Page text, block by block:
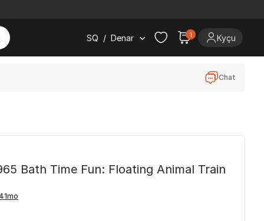
SQ / Denar 1 Kyçu
Chat
Bath Time Fun: Floating Animal Train